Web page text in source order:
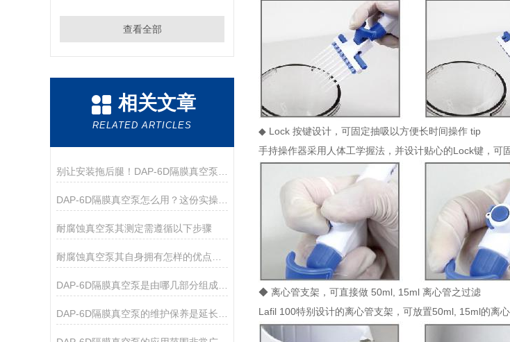
查看全部
相关文章
RELATED ARTICLES
耐腐蚀真空泵其测定需遵循以下步骤
DAP-6D隔膜真空泵是由哪几部分组成的呢？
◆ Lock 按键设计，可固定抽吸以方便长时间操作 tip
手持操作器采用人体工学握法，并设计贴心的Lock键，可
◆ 离心管支架，可直接做 50ml, 15ml 离心管之过滤
Lafil 100特别设计的离心管支架，可放置50ml, 15ml的离